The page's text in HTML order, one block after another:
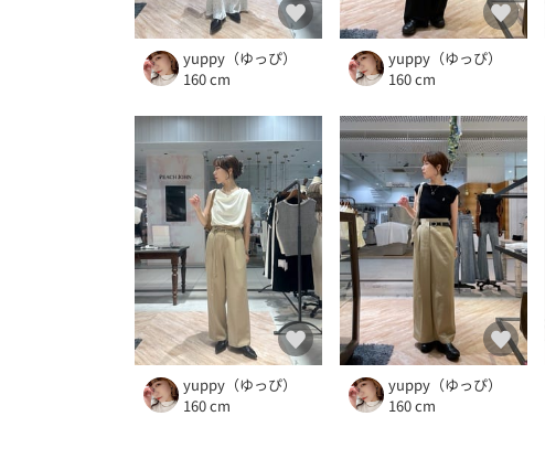
yuppy（ゆっぴ）
160 cm
yuppy（ゆっぴ）
160 cm
yuppy（ゆっぴ）
160 cm
yuppy（ゆっぴ）
160 cm